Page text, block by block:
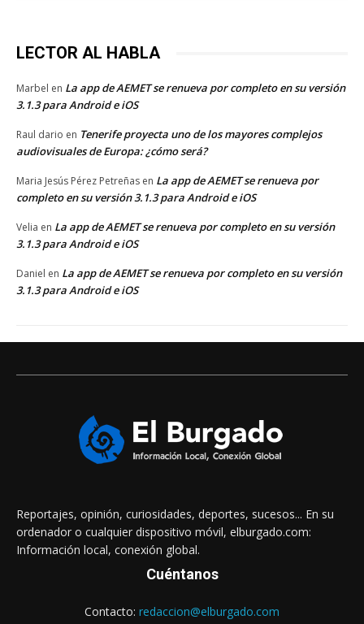
LECTOR AL HABLA
Marbel en La app de AEMET se renueva por completo en su versión
3.1.3 para Android e iOS
Raul dario en Tenerife proyecta uno de los mayores complejos
audiovisuales de Europa: ¿cómo será?
Maria Jesús Pérez Petreñas en La app de AEMET se renueva por
completo en su versión 3.1.3 para Android e iOS
Velia en La app de AEMET se renueva por completo en su versión
3.1.3 para Android e iOS
Daniel en La app de AEMET se renueva por completo en su versión
3.1.3 para Android e iOS
Reportajes, opinión, curiosidades, deportes, sucesos... En su
ordenador o cualquier dispositivo móvil, elburgado.com:
Información local, conexión global.
Cuéntanos
Contacto: redaccion@elburgado.com